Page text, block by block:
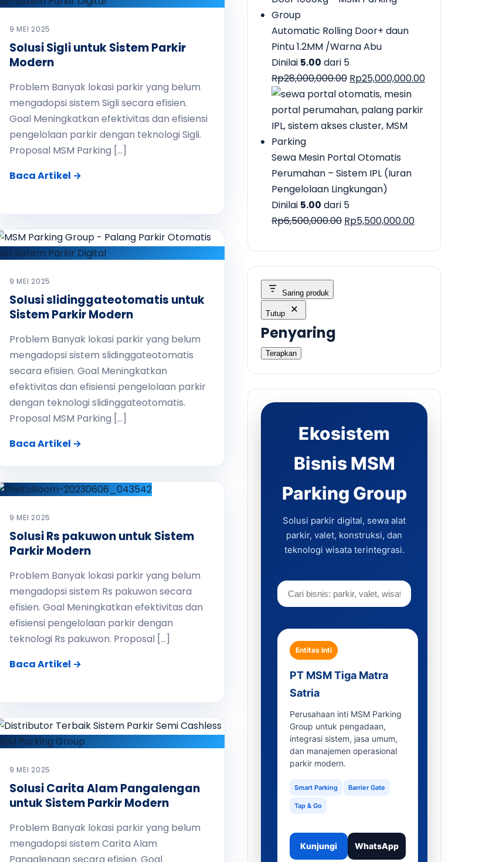
9 MEI 2025
Solusi Sigli untuk Sistem Parkir
Modern
Problem Banyak lokasi parkir yang belum
mengadopsi sistem Sigli secara efisien.
Goal Meningkatkan efektivitas dan efisiensi
pengelolaan parkir dengan teknologi Sigli.
Proposal MSM Parking […]
Baca Artikel →
9 MEI 2025
Solusi slidinggateotomatis untuk
Sistem Parkir Modern
Problem Banyak lokasi parkir yang belum
mengadopsi sistem slidinggateotomatis
secara efisien. Goal Meningkatkan
efektivitas dan efisiensi pengelolaan parkir
dengan teknologi slidinggateotomatis.
Proposal MSM Parking […]
Baca Artikel →
9 MEI 2025
Solusi Rs pakuwon untuk Sistem
Parkir Modern
Problem Banyak lokasi parkir yang belum
mengadopsi sistem Rs pakuwon secara
efisien. Goal Meningkatkan efektivitas dan
efisiensi pengelolaan parkir dengan
teknologi Rs pakuwon. Proposal […]
Baca Artikel →
9 MEI 2025
Solusi Carita Alam Pangalengan
untuk Sistem Parkir Modern
Problem Banyak lokasi parkir yang belum
mengadopsi sistem Carita Alam
Automatic Rolling Door+ daun
Pintu 1.2MM /Warna Abu
Dinilai 5.00 dari 5
Rp28,000,000.00 Harga
aslinya
adalah:
Rp28,000,000.00.
Rp25,000,000.00Harga
Sewa Mesin Portal Otomatis
Perumahan – Sistem IPL (Iuran
Pengelolaan Lingkungan)
Dinilai 5.00 dari 5
Rp6,500,000.00 Harga
adalah:
Rp6,500,000.00.
Rp5,500,000.00Harga
ini
adalah:
Saring produk
Tutup
Penyaring
Terapkan
Ekosistem
Bisnis MSM
Parking Group
Solusi parkir digital, sewa alat
parkir, valet, konstruksi, dan
teknologi wisata terintegrasi.
Entitas Inti
PT MSM Tiga Matra
Satria
Perusahaan inti MSM Parking
Group untuk pengadaan,
integrasi sistem, jasa umum,
dan manajemen operasional
parkir modern.
Smart Parking Barrier Gate
Tap & Go
Kunjungi WhatsApp